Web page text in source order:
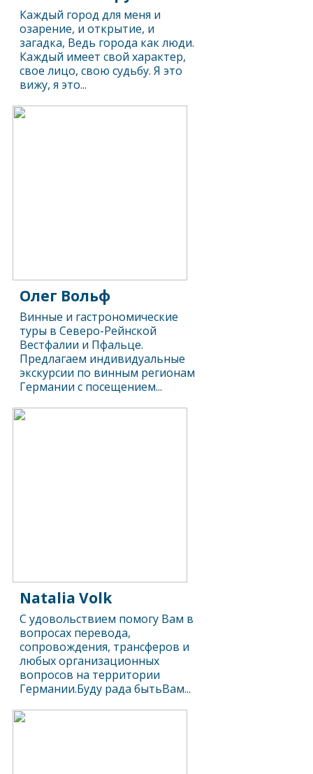
Каждый город для меня и
озарение, и открытие, и
загадка, Ведь города как люди.
Каждый имеет свой характер,
свое лицо, свою судьбу. Я это
вижу, я это...
Олег Вольф
Винные и гастрономические
туры в Северо-Рейнской
Вестфалии и Пфальце.
Предлагаем индивидуальные
экскурсии по винным регионам
Германии с посещением...
Natalia Volk
С удовольствием помогу Вам в
вопросах перевода,
сопровождения, трансферов и
любых организационных
вопросов на территории
Германии.Буду рада бытьВам...